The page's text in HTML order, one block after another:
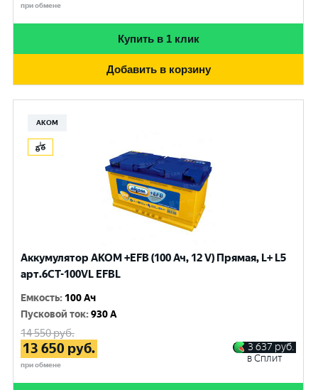
при обмене
Купить в 1 клик
Добавить в корзину
АКОМ
Аккумулятор AKOM +EFB (100 Ач, 12 V) Прямая, L+ L5
арт.6СТ-100VL EFBL
Емкость: 100 Ач
Пусковой ток:930 A
14 550руб.
13 650 руб.
при обмене
3 637 руб.
в Сплит